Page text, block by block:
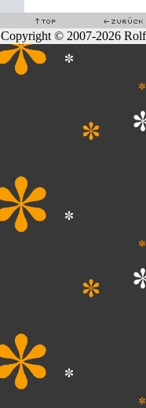
Copyright © 2007-2026